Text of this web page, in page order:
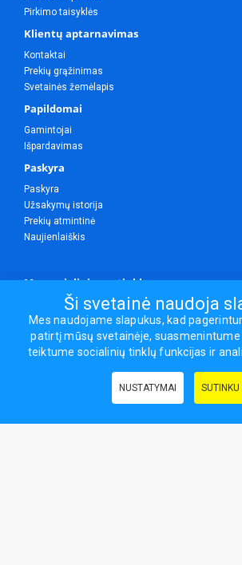
Pirkimo taisyklės
Klientų aptarnavimas
Kontaktai
Prekių grąžinimas
Svetainės žemėlapis
Papildomai
Gamintojai
Išpardavimas
Paskyra
Paskyra
Užsakymų istorija
Prekių atmintinė
Naujienlaiškis
Mes socialiniuose tinkluose
Visos teisės saugomos.
Sporto ir laisvalaikio prekės, maisto papildai -
Ši svetainė naudoja
Mes naudojame slapukus, kad
patirtį mūsų svetainėje,
teiktume socialinių tinklų funkcijas ir
NUSTATYMAI SUTINKU